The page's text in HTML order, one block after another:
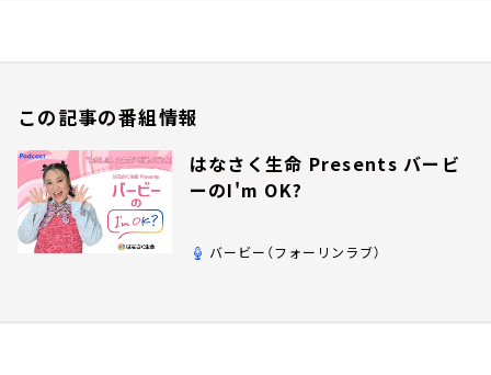
この記事の番組情報
はなさく生命 Presents バービ
ーのI'm OK?
バービー（フォーリンラブ）